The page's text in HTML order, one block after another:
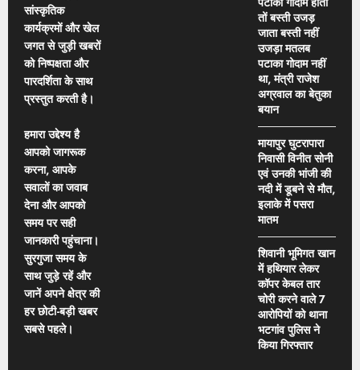
सांस्कृतिक
कार्यक्रमों और खेल
जगत से जुड़ी खबरों
को निष्पक्षता और
पारदर्शिता के साथ
प्रस्तुत करती है।
हमारा उद्देश्य है
आपको जागरूक
करना, आपके
सवालों का जवाब
देना और आपको
समय पर सही
जानकारी पहुंचाना।
सुरगुजा समय के
साथ जुड़े रहें और
जानें अपने क्षेत्र की
हर छोटी-बड़ी खबर
सबसे पहले।
तों बस्ती उजड़
जाता बस्ती नहीं
उजड़ा मतलब
पटाका गोदाम नहीं
था, मंत्री राजेश
अग्रवाल का बेतुका
बयान
मायापुर घुटरापारा
निवासी विनीत सोनी
एवं उनकी भांजी की
नदी में डूबने से मौत,
इलाके में पसरा
मातम
शिवानी भूमिगत खान
में हथियार लेकर
कॉपर केबल तार
चोरी करने वाले 7
आरोपियों को थाना
भटगांव पुलिस ने
किया गिरफ्तार